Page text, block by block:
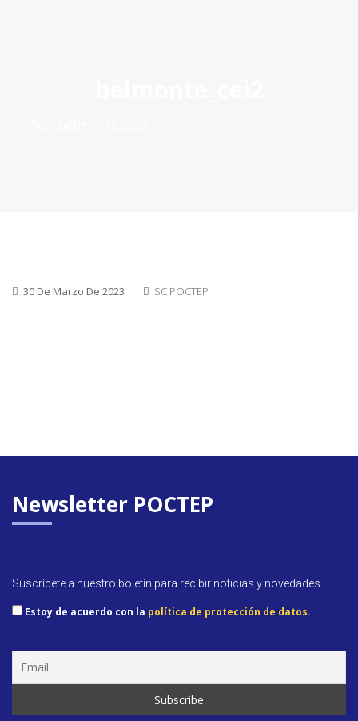
30 De Marzo De 2023 SC POCTEP
Newsletter POCTEP
Suscríbete a nuestro boletín para recibir noticias y novedades.
Estoy de acuerdo con la política de protección de datos.